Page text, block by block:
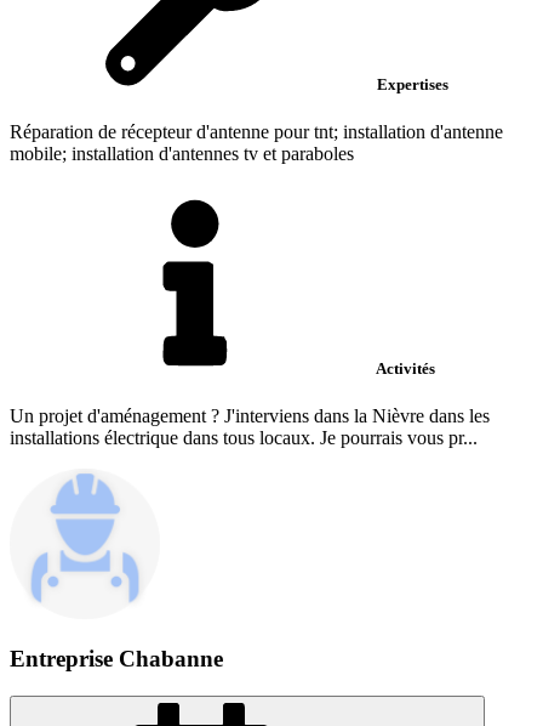
Expertises
Réparation de récepteur d'antenne pour tnt; installation d'antenne
mobile; installation d'antennes tv et paraboles
Activités
Un projet d'aménagement ? J'interviens dans la Nièvre dans les
installations électrique dans tous locaux. Je pourrais vous pr...
Entreprise Chabanne